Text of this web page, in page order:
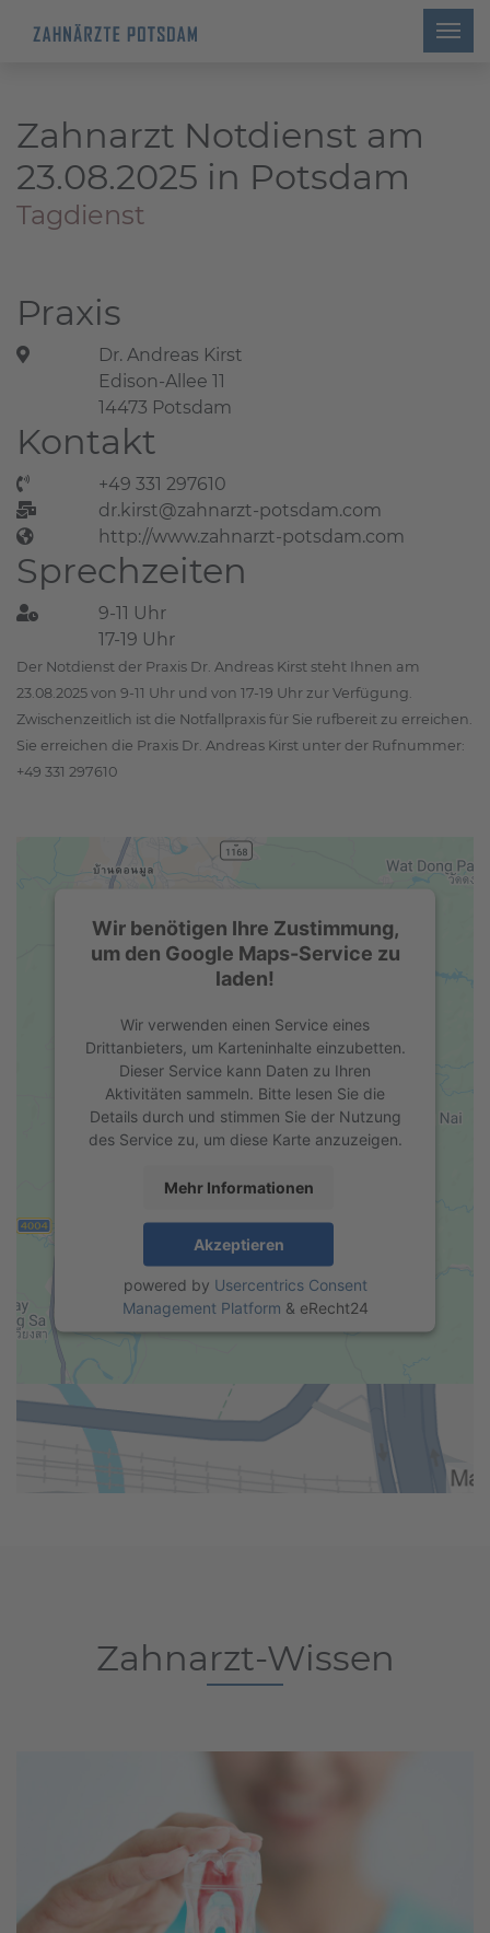
Zahnarzt Notdienst am
23.08.2025 in Potsdam
Tagdienst
Praxis
Dr. Andreas Kirst
Edison-Allee 11
14473 Potsdam
Kontakt
+49 331 297610
dr.kirst@zahnarzt-potsdam.com
http://www.zahnarzt-potsdam.com
Sprechzeiten
9-11 Uhr
17-19 Uhr
Der Notdienst der Praxis Dr. Andreas Kirst steht Ihnen am
23.08.2025 von 9-11 Uhr und von 17-19 Uhr zur Verfügung.
Zwischenzeitlich ist die Notfallpraxis für Sie rufbereit zu erreichen.
Sie erreichen die Praxis Dr. Andreas Kirst unter der Rufnummer:
+49 331 297610
Wir benötigen Ihre Zustimmung,
um den Google Maps-Service zu
laden!
Wir verwenden einen Service eines
Drittanbieters, um Karteninhalte einzubetten.
Dieser Service kann Daten zu Ihren
Aktivitäten sammeln. Bitte lesen Sie die
Details durch und stimmen Sie der Nutzung
des Service zu, um diese Karte anzuzeigen.
Mehr Informationen
Akzeptieren
powered by Usercentrics Consent
Management Platform & eRecht24
Zahnarzt-Wissen